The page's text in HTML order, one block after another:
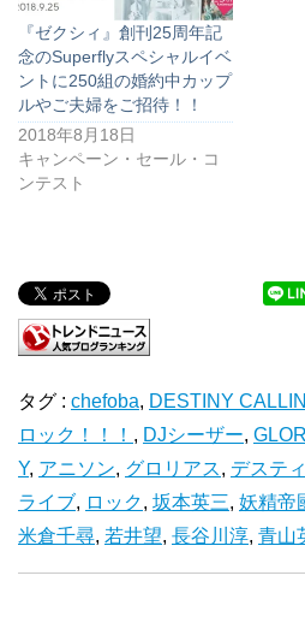
『ゼクシィ』創刊25周年記
念のSuperflyスペシャルイベ
ントに250組の婚約中カップ
ルやご夫婦をご招待！！
2018年8月18日
キャンペーン・セール・コ
ンテスト
タグ : chefoba, DESTINY
ロック！！！ , DJシーザー,
Y, アニソン, グロリアス, デステ
ライブ, ロック, 坂本英三, 妖精帝
米倉千尋, 若井望, 長谷川淳, 青山